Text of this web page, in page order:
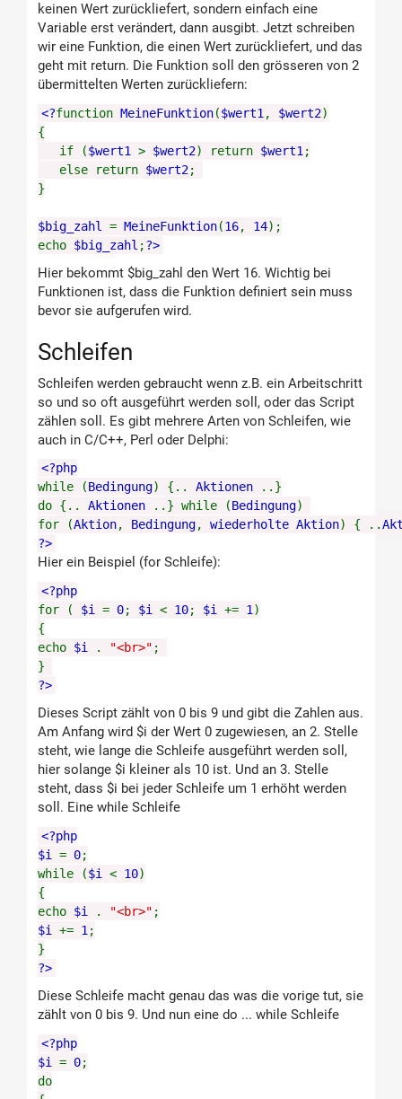
keinen Wert zurückliefert, sondern einfach eine
Variable erst verändert, dann ausgibt. Jetzt schreiben
wir eine Funktion, die einen Wert zurückliefert, und das
geht mit return. Die Funktion soll den grösseren von 2
übermittelten Werten zurückliefern:
<?function MeineFunktion($wert1 , $wert2)
{
if ($wert1 > $wert2) return $wert1 ;
else return $wert2;
}
$big_zahl = MeineFunktion(16, 14);
echo $big_zahl ;?>
Hier bekommt $big_zahl den Wert 16. Wichtig bei
Funktionen ist, dass die Funktion definiert sein muss
bevor sie aufgerufen wird.
Schleifen
Schleifen werden gebraucht wenn z.B. ein Arbeitschritt
so und so oft ausgeführt werden soll, oder das Script
zählen soll. Es gibt mehrere Arten von Schleifen, wie
auch in C/C++, Perl oder Delphi:
<?php
while (Bedingung) {.. Aktionen
..}
do {.. Aktionen ..} while (Bedingung)
for (Aktion, Bedingung, wiederholte Aktion) { ..
?>
Hier ein Beispiel (for Schleife):
<?php
for ( $i = 0; $i < 10; $i += 1 )
{
echo $i . "<br>" ;
}
?>
Dieses Script zählt von 0 bis 9 und gibt die Zahlen aus.
Am Anfang wird $i der Wert 0 zugewiesen, an 2. Stelle
steht, wie lange die Schleife ausgeführt werden soll,
hier solange $i kleiner als 10 ist. Und an 3. Stelle
steht, dass $i bei jeder Schleife um 1 erhöht werden
soll. Eine while Schleife
<?php
$i = 0;
while ($i < 10)
{
echo $i . "<br>" ;
$i += 1 ;
}
?>
Diese Schleife macht genau das was die vorige tut, sie
zählt von 0 bis 9. Und nun eine do ... while Schleife
<?php
$i = 0;
do